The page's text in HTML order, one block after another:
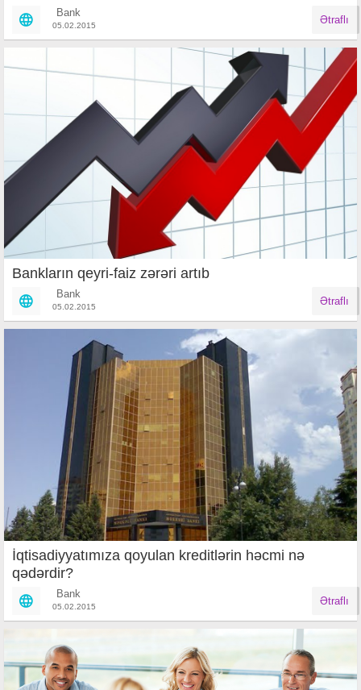
Bank
05.02.2015 Ətraflı
Bankların qeyri-faiz zərəri artıb
Bank
05.02.2015 Ətraflı
İqtisadiyyatımıza qoyulan kreditlərin həcmi nə
qədərdir?
Bank
05.02.2015 Ətraflı